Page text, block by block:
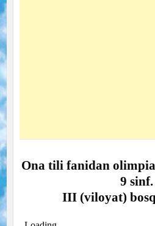
Ona tili fanidan
9 sinf.
III (viloyat)